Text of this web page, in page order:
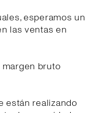
esperamos un
las ventas en
margen bruto
están realizando